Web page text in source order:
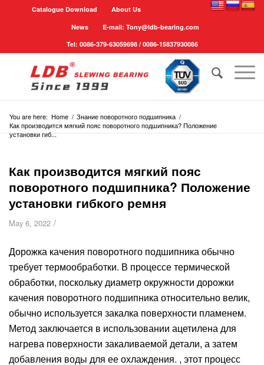
Catalogue Download
About Us
News
E-mail: Tony@ldb-bearing.com
Tel: 0086-379-63059698 / 0086-15837930086
You are here: Home / Знание поворотного подшипника /
Как производится мягкий пояс поворотного подшипника? Положение
установки гиб...
Как производится мягкий пояс
поворотного подшипника? Положение
установки гибкого ремня
May 6, 2022 /
Дорожка качения поворотного подшипника обычно
требует термообработки. В процессе термической
обработки, поскольку диаметр окружности дорожки
качения поворотного подшипника относительно велик,
обычно используется закалка поверхности пламенем.
Метод заключается в использовании ацетилена для
нагрева поверхности закаливаемой детали, а затем
добавления воды для ее охлаждения. , этот процесс